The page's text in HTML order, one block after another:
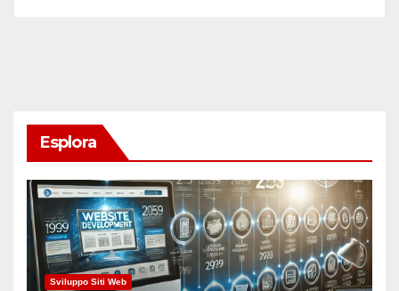
Esplora
Sviluppo Siti Web